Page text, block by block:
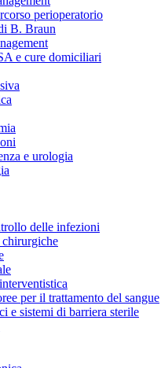
al nostro Customer Care,
del Gruppo B. Braun. Visita
perioperatorio
B. Braun
e cure domiciliari
e urologia
delle infezioni
chirurgiche
per il trattamento del sangue
e sistemi di barriera sterile